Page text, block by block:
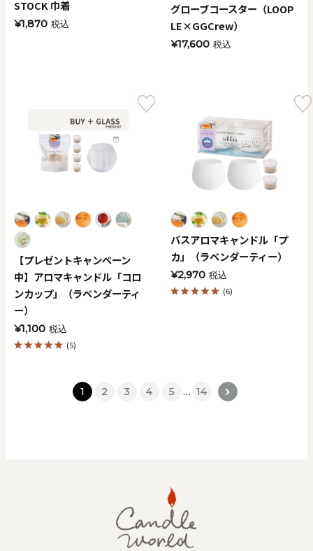
STOCK 巾着
¥1,870 税込
グローブコースター（LOOP
LE×GGCrew）
¥17,600 税込
【プレゼントキャンペーン
中】アロマキャンドル「コロ
ンカップ」（ラベンダーティ
ー）
¥1,100 税込
(5)
バスアロマキャンドル「プ
カ」（ラベンダーティー）
¥2,970 税込
(6)
1 2 3 4 5 … 14 >